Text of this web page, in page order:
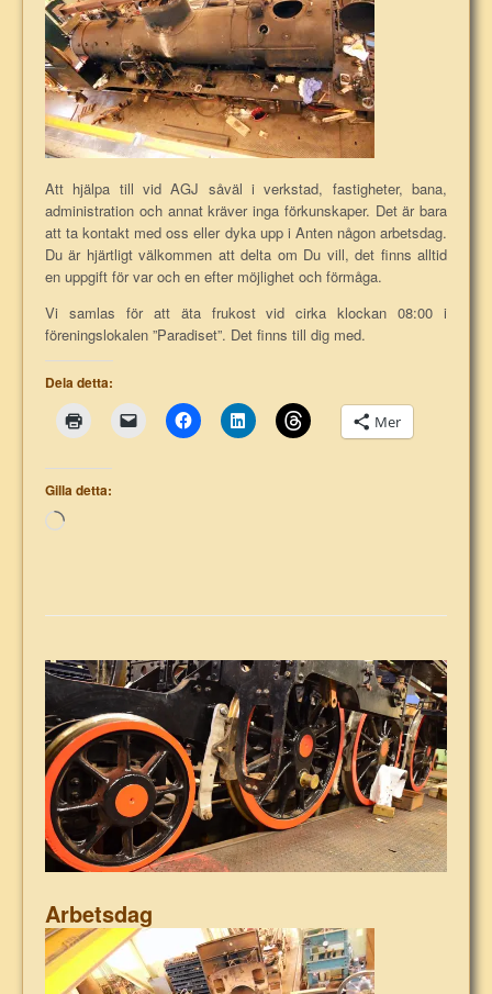
Att hjälpa till vid AGJ såväl i verkstad, fastigheter, bana,
administration och annat kräver inga förkunskaper. Det är bara
att ta kontakt med oss eller dyka upp i Anten någon arbetsdag.
Du är hjärtligt välkommen att delta om Du vill, det finns alltid
en uppgift för var och en efter möjlighet och förmåga.
Vi samlas för att äta frukost vid cirka klockan 08:00 i
föreningslokalen ”Paradiset”. Det finns till dig med.
Dela detta:
Mer
Gilla detta:
Laddar
Arbetsdag